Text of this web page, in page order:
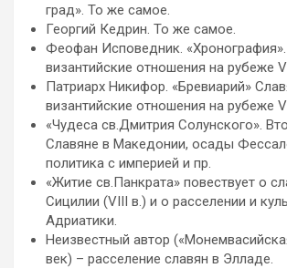
град». То же самое.
Георгий Кедрин. То же самое.
Феофан Исповедник.
византийские отношения на рубеже
Патриарх Никифор. «Бревиарий»
византийские отношения на рубеже
«Чудеса св.Дмитрия Солунского».
Славяне в Македонии, осады
политика с империей и пр.
«Житие св.Панкрата» повествует о
Сицилии (VIII в.) и о расселении и
Адриатики.
Неизвестный автор
век) – расселение славян в Элладе.